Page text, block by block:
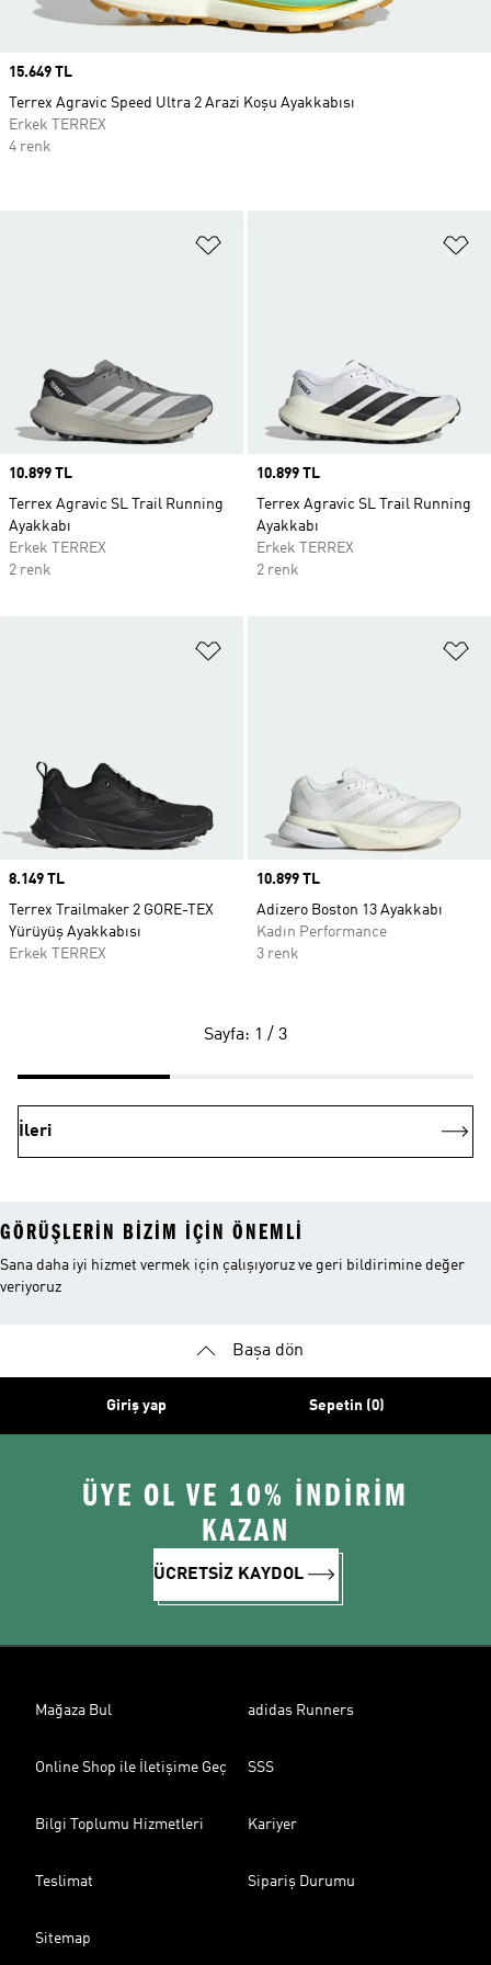
Price
10.899 TL
Terrex Agravic SL Trail Running
Ayakkabı
Erkek TERREX
2 renk
Price
10.899 TL
Terrex Agravic SL Trail Running
Ayakkabı
Erkek TERREX
2 renk
Price
8.149 TL
Terrex Trailmaker 2 GORE-TEX
Yürüyüş Ayakkabısı
Erkek TERREX
Price
10.899 TL
Adizero Boston 13 Ayakkabı
Kadın Performance
3 renk
Price
15.649 TL
Terrex Agravic Speed Ultra 2 Arazi Koşu Ayakkabısı
Erkek TERREX
4 renk
Sayfa: 1 / 3
İleri
GÖRÜŞLERIN BIZIM IÇIN ÖNEMLI
Sana daha iyi hizmet vermek için çalışıyoruz ve geri bildirimine değer
veriyoruz
Başa dön
Giriş yap Sepetin (0)
ÜYE OL VE 10% İNDİRİM
KAZAN
ÜCRETSİZ KAYDOL
Mağaza Bul adidas Runners
Online Shop ile İletişime Geç SSS
Bilgi Toplumu Hizmetleri Kariyer
Teslimat Sipariş Durumu
Sitemap